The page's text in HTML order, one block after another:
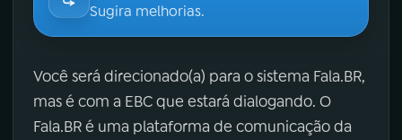
Sugira melhorias.
Você será direcionado(a) para o sistema Fala.BR,
mas é com a EBC que estará dialogando. O
Fala.BR é uma plataforma de comunicação da